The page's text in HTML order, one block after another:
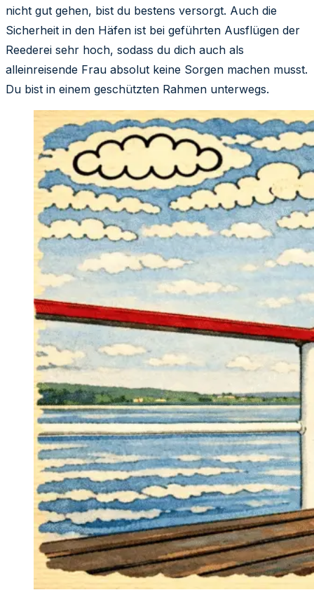
nicht gut gehen, bist du bestens versorgt. Auch die
Sicherheit in den Häfen ist bei geführten Ausflügen der
Reederei sehr hoch, sodass du dich auch als
alleinreisende Frau absolut keine Sorgen machen musst.
Du bist in einem geschützten Rahmen unterwegs.